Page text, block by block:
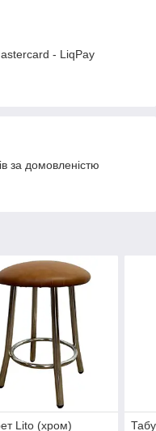
- LiqPay
за домовленістю
Lito (хром)